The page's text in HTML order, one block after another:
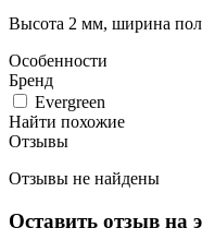
Высота 2 мм, ширина
Особенности
Бренд
Evergreen
Найти похожие
Отзывы
Отзывы не найдены
Оставить отзыв на